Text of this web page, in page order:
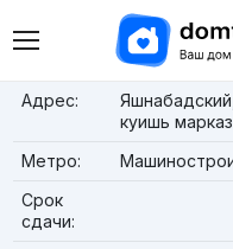
Адрес:
куишь
Метро:
Срок
сдачи: